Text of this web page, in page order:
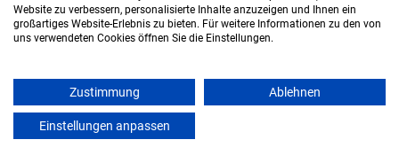
(Internationale Hochschule)
Start: Oktober 2026
Freie Plätze: 1
Website zu verbessern, personalisierte Inhalte anzuzeigen und Ihnen ein
großartiges Website-Erlebnis zu bieten. Für weitere Informationen zu den von
uns verwendeten Cookies öffnen Sie die Einstellungen.
Zustimmung Ablehnen
Einstellungen anpassen